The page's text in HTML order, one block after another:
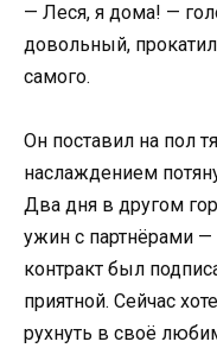
— Леся, я дома! —
довольный,
самого.
Он поставил на пол
наслаждением
Два дня в другом
ужин с партнёрами —
контракт был
приятной. Сейчас
рухнуть в своё